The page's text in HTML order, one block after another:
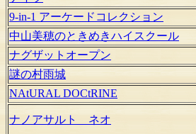
9-in-1 アーケードコレクション
中山美穂のときめきハイスクール
ナグザットオープン
謎の村雨城
NAtURAL DOCtRINE
ナノアサルト ネオ